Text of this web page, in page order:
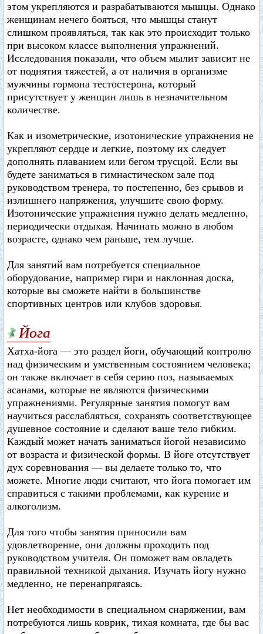
этом укрепляются и разрабатываются мышцы. Однако
женщинам нечего бояться, что мышцы станут
слишком проявляться, так как это происходит только
при высоком классе выполнения упражнений.
Исследования показали, что объем мылит зависит не
от поднятия тяжестей, а от наличия в организме
мужчины гормона тестостерона, который
присутствует у женщин лишь в незначительном
количестве.
Как и изометрические, изотонические упражнения не
укрепляют сердце и легкие, поэтому их следует
дополнять плаванием или бегом трусцой. Если вы
будете заниматься в гимнастическом зале под
руководством тренера, то постепенно, без срывов и
излишнего напряжения, улучшите свою форму.
Изотонические упражнения нужно делать медленно,
периодически отдыхая. Начинать можно в любом
возрасте, однако чем раньше, тем лучше.
Для занятий вам потребуется специальное
оборудование, например гири и наклонная доска,
которые вы сможете найти в большинстве
спортивных центров или клубов здоровья.
Йога
Хатха-йога — это раздел йоги, обучающий контролю
над физическим и умственным состоянием человека;
он также включает в себя серию поз, называемых
асанами, которые не являются физическими
упражнениями. Регулярные занятия помогут вам
научиться расслабляться, сохранять соответствующее
душевное состояние и сделают ваше тело гибким.
Каждый может начать заниматься йогой независимо
от возраста и физической формы. В йоге отсутствует
дух соревнования — вы делаете только то, что
можете. Многие люди считают, что йога помогает им
справиться с такими проблемами, как курение и
алкоголизм.
Для того чтобы занятия приносили вам
удовлетворение, они должны проходить под
руководством учителя. Он поможет вам овладеть
правильной техникой дыхания. Изучать йогу нужно
медленно, не перенапрягаясь.
Нет необходимости в специальном снаряжении, вам
потребуются лишь коврик, тихая комната, где бы вас